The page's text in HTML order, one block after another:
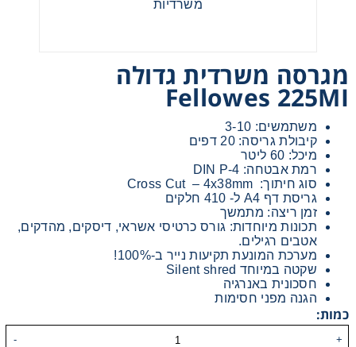
מגרסה משרדית גדולה
Fellowes 225MI
משתמשים: 3-10
קיבולת גריסה: 20 דפים
מיכל: 60 ליטר
רמת אבטחה: DIN P-4
סוג חיתוך: Cross Cut – 4x38mm
גריסת דף A4 ל- 410 חלקים
זמן ריצה: מתמשך
תכונות מיוחדות: גורס כרטיסי אשראי, דיסקים, מהדקים,
אטבים רגילים.
מערכת המונעת תקיעות נייר ב-100%!
שקטה במיוחד Silent shred
חסכונית באנרגיה
הגנה מפני חסימות
כמות:
+
- מגרסה פתיתים משרדית Fellowes 125CI
אני מאשר קבלת חומרים פרסומים מגטר
מעונין לקבל הצעת מחיר או מידע עבור:
מדפסות משולבות למשרד
מדפסות דיגיטאליות תעשייתיות
מכונות הדפסה בפורמט רחב
פתרונות הדפסה